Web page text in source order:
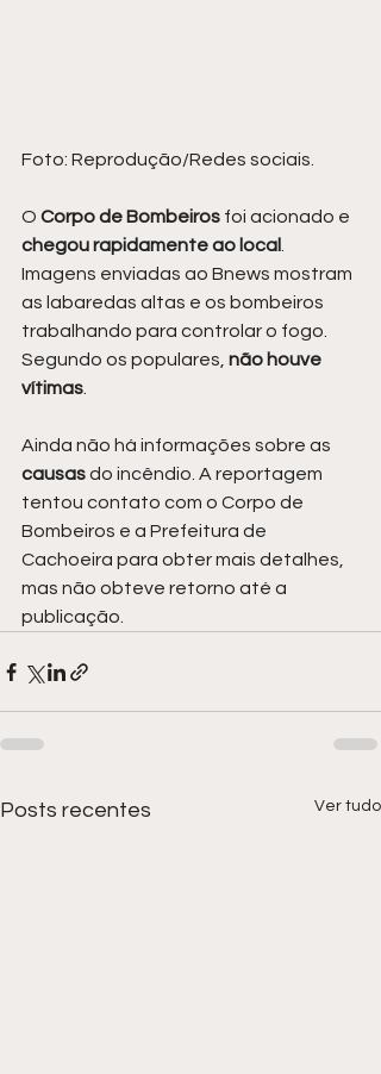
Foto: Reprodução/Redes sociais.
O Corpo de Bombeiros foi acionado e
chegou rapidamente ao local.
Imagens enviadas ao Bnews mostram
as labaredas altas e os bombeiros
trabalhando para controlar o fogo.
Segundo os populares, não houve
vítimas.
Ainda não há informações sobre as
causas do incêndio. A reportagem
tentou contato com o Corpo de
Bombeiros e a Prefeitura de
Cachoeira para obter mais detalhes,
mas não obteve retorno até a
publicação.
Posts recentes Ver tudo